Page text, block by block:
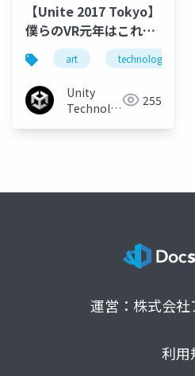
【Unite 2017 Tokyo】
僕らのVR元年はこれか
らだ！少人数開発 PS
VR「ヘディング工場」
企画とアートと技術
と。
art technology
Unity
Technologies 255
運営：株式会
利用